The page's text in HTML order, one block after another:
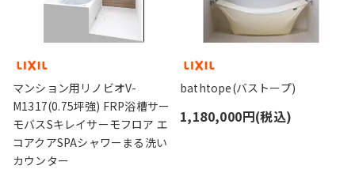
マンション用リノビオV-
M1317(0.75坪強) FRP浴槽サー
モバスSキレイサーモフロア エ
コアクアSPAシャワーまる洗い
カウンター
bathtope(バストープ)
1,180,000円(税込)